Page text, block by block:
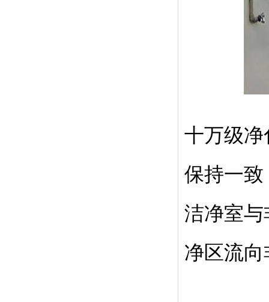
十万级
保持一致
洁净室与
净区流